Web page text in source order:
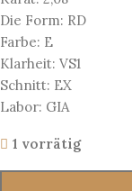
Die Form: RD
Farbe: E
Klarheit: VS1
Schnitt: EX
Labor: GIA
1 vorrätig